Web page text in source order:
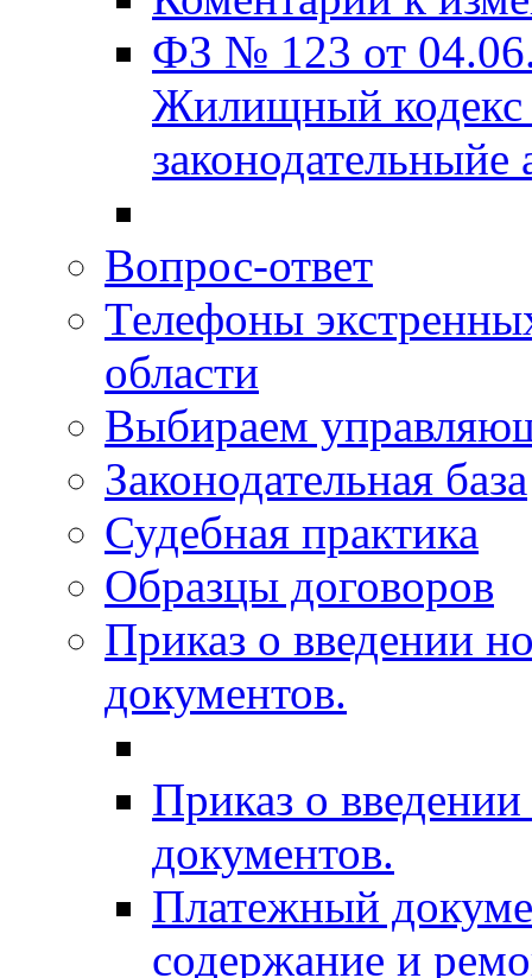
ФЗ № 123 от
Жилищный кодекс
законодательныйе
Вопрос-ответ
Телефоны
области
Выбираем
Законодательная база
Судебная практика
Образцы договоров
Приказ о введении
документов.
Приказ о
документов.
Платежный
содержание и